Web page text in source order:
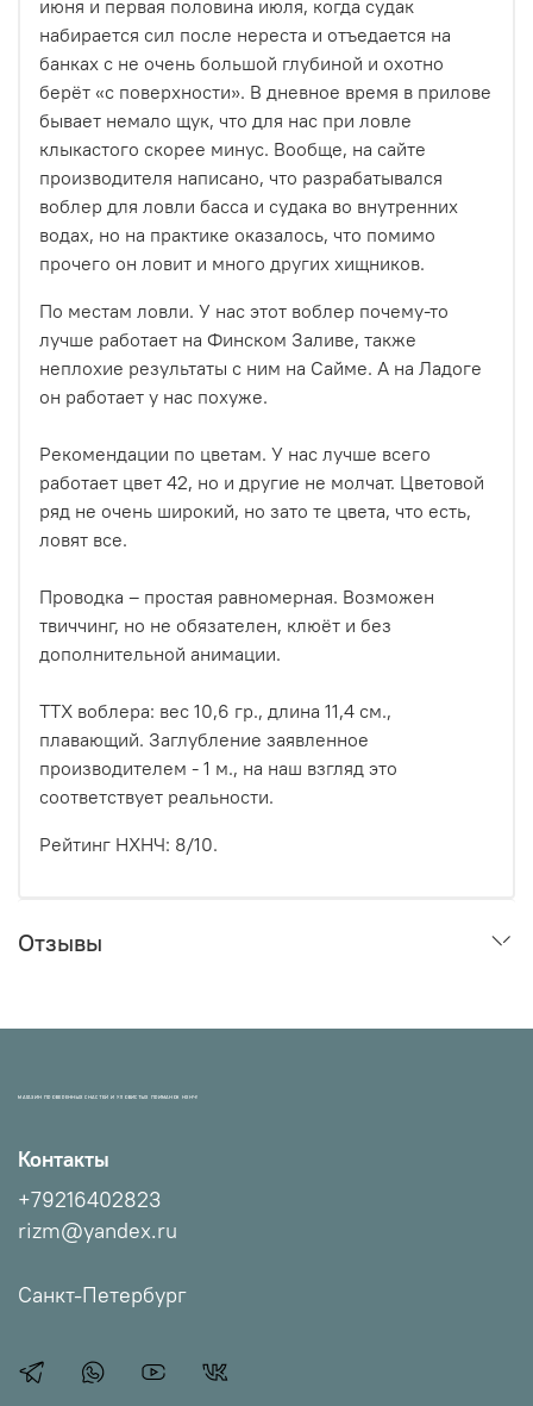
июня и первая половина июля, когда судак
набирается сил после нереста и отъедается на
банках с не очень большой глубиной и охотно
берёт «с поверхности». В дневное время в прилове
бывает немало щук, что для нас при ловле
клыкастого скорее минус. Вообще, на сайте
производителя написано, что разрабатывался
воблер для ловли басса и судака во внутренних
водах, но на практике оказалось, что помимо
прочего он ловит и много других хищников.
По местам ловли. У нас этот воблер почему-то
лучше работает на Финском Заливе, также
неплохие результаты с ним на Сайме. А на Ладоге
он работает у нас похуже.
Рекомендации по цветам. У нас лучше всего
работает цвет 42, но и другие не молчат. Цветовой
ряд не очень широкий, но зато те цвета, что есть,
ловят все.
Проводка – простая равномерная. Возможен
твиччинг, но не обязателен, клюёт и без
дополнительной анимации.
ТТХ воблера: вес 10,6 гр., длина 11,4 см.,
плавающий. Заглубление заявленное
производителем - 1 м., на наш взгляд это
соответствует реальности.
Рейтинг НХНЧ: 8/10.
Отзывы
МАГАЗИН ПРОВЕРЕННЫХ СНАСТЕЙ И УЛОВИСТЫХ ПРИМАНОК НХНЧ!
Контакты
+79216402823
rizm@yandex.ru
Санкт-Петербург